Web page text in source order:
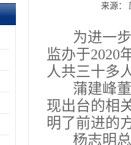
来源：
为进一
监办于2020
人共三十多
蒲建峰
现出台的相
明了前进的
杨志明